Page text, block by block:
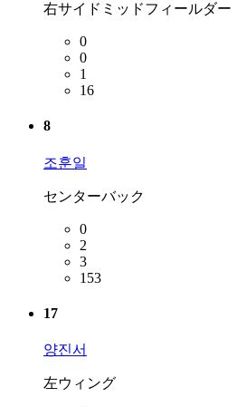
右サイドミッドフィールダー
0
0
1
16
8
조훈일
センターバック
0
2
3
153
17
양진서
左ウィング